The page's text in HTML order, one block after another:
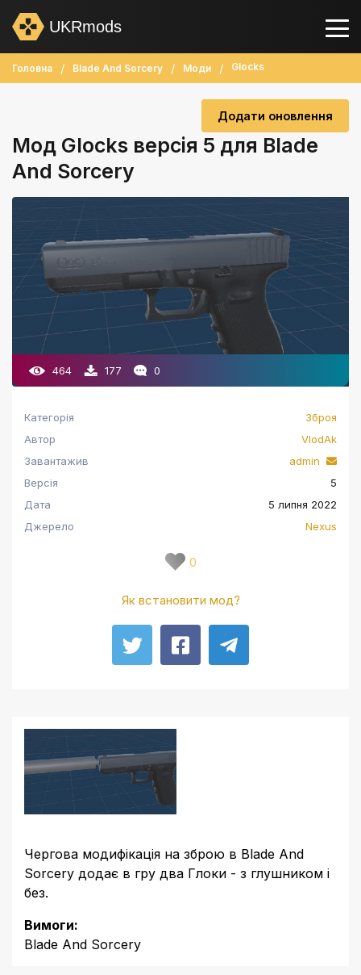
UKRmods
Головна Blade And Sorcery Моди Glocks
Додати оновлення
Мод Glocks версія 5 для Blade
And Sorcery
464 177 0
Категорія
Зброя
Автор
VlodAk
Завантажив
admin
Версія
5
Дата
5 липня 2022
Джерело
Nexus
0
Як встановити мод?
Чергова модифікація на зброю в Blade And
Sorcery додає в гру два Глоки - з глушником і
без.
Вимоги:
Blade And Sorcery